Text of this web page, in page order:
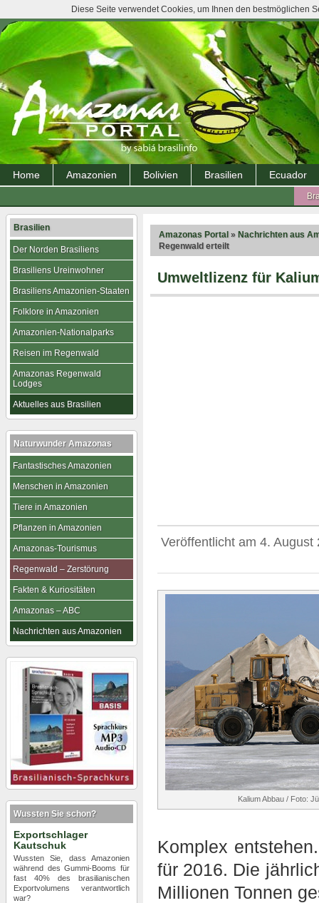
Home Amazonien Bolivien Brasilien Ecuador
Amazonas Portal » Nachrichten aus
Regenwald erteilt
Umweltlizenz für
Veröffentlicht am 4. August
Kalium Abbau / Foto:
Komplex
für 2016. Die
Millionen Tonnen
Brasilien
Der Norden Brasiliens
Brasiliens Ureinwohner
Brasiliens Amazonien-Staaten
Folklore in Amazonien
Amazonien-Nationalparks
Reisen im Regenwald
Amazonas Regenwald
Lodges
Aktuelles aus Brasilien
Naturwunder Amazonas
Fantastisches Amazonien
Menschen in Amazonien
Tiere in Amazonien
Pflanzen in Amazonien
Amazonas-Tourismus
Regenwald – Zerstörung
Fakten & Kuriositäten
Amazonas – ABC
Nachrichten aus Amazonien
Wussten Sie schon?
Exportschlager
Kautschuk
Wussten Sie, dass Amazonien
während des Gummi-Booms für
fast 40% des brasilianischen
Exportvolumens verantwortlich
war?
Diese Seite verwendet Cookies, um Ihnen den bestmöglichen